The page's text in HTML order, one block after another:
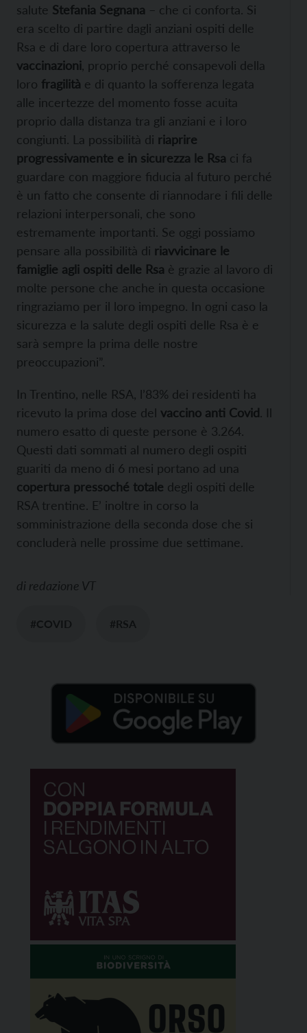
salute Stefania Segnana – che ci conforta. Si
era scelto di partire dagli anziani ospiti delle
Rsa e di dare loro copertura attraverso le
vaccinazioni , proprio perché consapevoli della
loro fragilità e di quanto la sofferenza legata
alle incertezze del momento fosse acuita
proprio dalla distanza tra gli anziani e i loro
congiunti. La possibilità di riaprire
progressivamente e in sicurezza le Rsa ci fa
guardare con maggiore fiducia al futuro perché
è un fatto che consente di riannodare i fili delle
relazioni interpersonali, che sono
estremamente importanti. Se oggi possiamo
pensare alla possibilità di riavvicinare le
famiglie agli ospiti delle Rsa è grazie al lavoro di
molte persone che anche in questa occasione
ringraziamo per il loro impegno. In ogni caso la
sicurezza e la salute degli ospiti delle Rsa è e
sarà sempre la prima delle nostre
preoccupazioni”.
In Trentino, nelle RSA, l’83% dei residenti ha
ricevuto la prima dose del vaccino anti Covid. Il
numero esatto di queste persone è 3.264.
Questi dati sommati al numero degli ospiti
guariti da meno di 6 mesi portano ad una
copertura pressoché totale degli ospiti delle
RSA trentine. E’ inoltre in corso la
somministrazione della seconda dose che si
concluderà nelle prossime due settimane.
di redazione VT
#COVID #RSA